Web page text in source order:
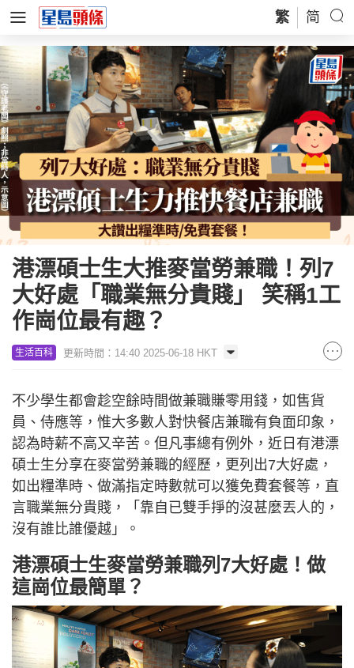
繁 简
港漂碩士生大推麥當勞兼職！列7
大好處「職業無分貴賤」 笑稱1工
作崗位最有趣？
生活百科 更新時間：14:40 2025-06-18 HKT
不少學生都會趁空餘時間做兼職賺零用錢，如售貨
員、侍應等，惟大多數人對快餐店兼職有負面印象，
認為時薪不高又辛苦。但凡事總有例外，近日有港漂
碩士生分享在麥當勞兼職的經歷，更列出7大好處，
如出糧準時、做滿指定時數就可以獲免費套餐等，直
言職業無分貴賤，「靠自已雙手掙的沒甚麼丟人的，
沒有誰比誰優越」。
港漂碩士生麥當勞兼職列7大好處！做
這崗位最簡單？